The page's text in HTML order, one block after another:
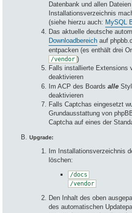
Datenbank und allen
Installationsverzeichnis
(siehe hierzu auch: MySQL
Das aktuelle deutsche
Downloadbereich auf
entpacken (es enthält drei
/vendor )
Falls installierte Extensions
deaktivieren
Im ACP des Boards alle
deaktivieren
Falls Captchas eingesetzt
Grundausstattung von
Captcha auf eines der
Upgrade:
Im Installationsverzeichnis
löschen:
/docs
/vendor
Den Inhalt des oben
des automatischen